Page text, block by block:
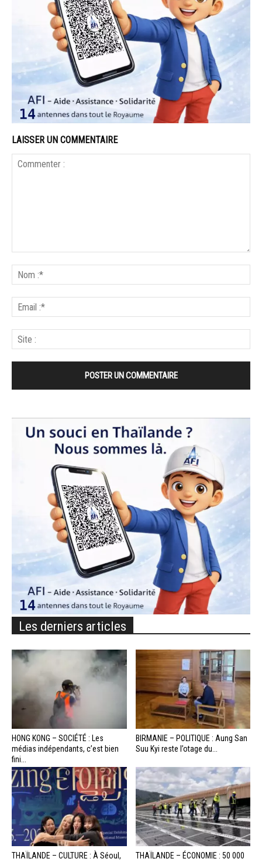
LAISSER UN COMMENTAIRE
Les derniers articles
HONG KONG – SOCIÉTÉ : Les
médias indépendants, c’est bien
fini...
BIRMANIE – POLITIQUE : Aung San
Suu Kyi reste l’otage du...
THAÏLANDE – CULTURE : À Séoul,
THAÏLANDE – ÉCONOMIE : 50 000